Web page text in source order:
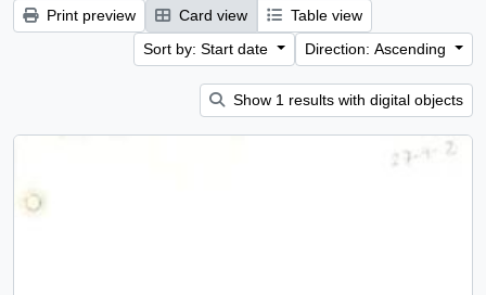
Print preview Card view
Table view
Sort by: Start date
Direction: Ascending
Show 1 results with digital objects